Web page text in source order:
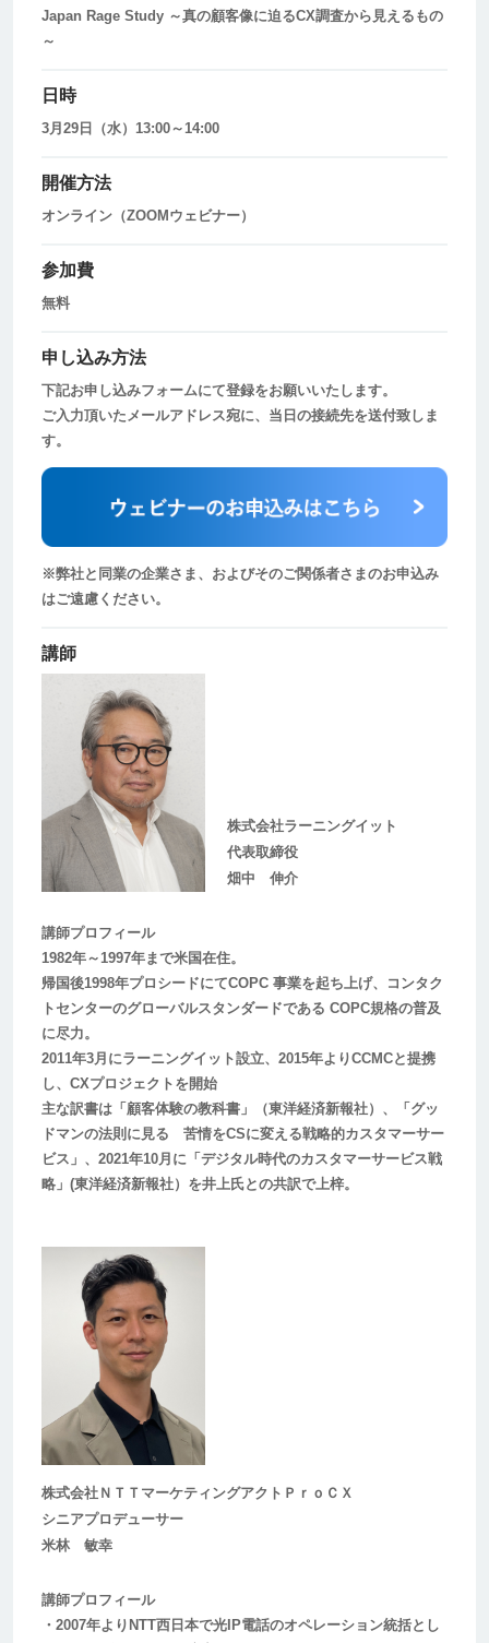
Japan Rage Study ～真の顧客像に迫るCX調査から見えるもの
～
日時
3月29日（水）13:00～14:00
開催方法
オンライン（ZOOMウェビナー）
参加費
無料
申し込み方法
下記お申し込みフォームにて登録をお願いいたします。
ご入力頂いたメールアドレス宛に、当日の接続先を送付致しま
す。
※弊社と同業の企業さま、およびそのご関係者さまのお申込み
はご遠慮ください。
講師
株式会社ラーニングイット
代表取締役
畑中 伸介
講師プロフィール
1982年～1997年まで米国在住。
帰国後1998年プロシードにてCOPC 事業を起ち上げ、コンタク
トセンターのグローバルスタンダードである COPC規格の普及
に尽力。
2011年3月にラーニングイット設立、2015年よりCCMCと提携
し、CXプロジェクトを開始
主な訳書は「顧客体験の教科書」（東洋経済新報社）、「グッ
ドマンの法則に見る 苦情をCSに変える戦略的カスタマーサー
ビス」、2021年10月に「デジタル時代のカスタマーサービス戦
略」(東洋経済新報社）を井上氏との共訳で上梓。
株式会社ＮＴＴマーケティングアクトＰｒｏＣＸ
シニアプロデューサー
米林 敏幸
講師プロフィール
・2007年よりNTT西日本で光IP電話のオペレーション統括とし